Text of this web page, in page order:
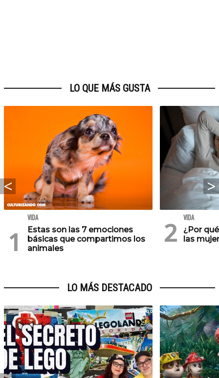
LO QUE MÁS GUSTA
VIDA
Estas son las 7 emociones
básicas que compartimos los
animales
VIDA
¿Por
las
LO MÁS DESTACADO